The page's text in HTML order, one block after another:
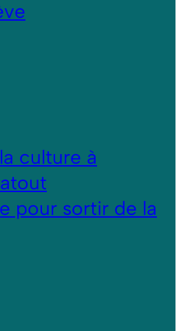
culture à
pour sortir de la